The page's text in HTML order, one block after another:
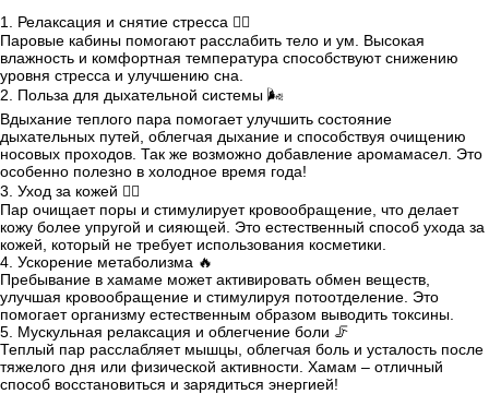
1. Релаксация и снятие стресса 🧘‍♂️
Паровые кабины помогают расслабить тело и ум. Высокая
влажность и комфортная температура способствуют снижению
уровня стресса и улучшению сна.
2. Польза для дыхательной системы 🌬️
Вдыхание теплого пара помогает улучшить состояние
дыхательных путей, облегчая дыхание и способствуя очищению
носовых проходов. Так же возможно добавление аромамасел. Это
особенно полезно в холодное время года!
3. Уход за кожей 💆‍♀️
Пар очищает поры и стимулирует кровообращение, что делает
кожу более упругой и сияющей. Это естественный способ ухода за
кожей, который не требует использования косметики.
4. Ускорение метаболизма 🔥
Пребывание в хамаме может активировать обмен веществ,
улучшая кровообращение и стимулируя потоотделение. Это
помогает организму естественным образом выводить токсины.
5. Мускульная релаксация и облегчение боли 🦵
Теплый пар расслабляет мышцы, облегчая боль и усталость после
тяжелого дня или физической активности. Хамам – отличный
способ восстановиться и зарядиться энергией!